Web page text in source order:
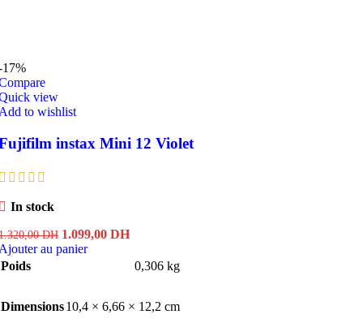
17%
view
to wishlist
instax Mini 12 Violet
In stock
DH Le
prix
1.099,00 DHLe
actuel
au panier
Poids
0,306 kg
Dimensions10,4 × 6,66 × 12,2 cm